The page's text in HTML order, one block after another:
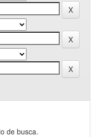
de busca.